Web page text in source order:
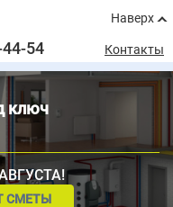
Наверх
54 Контакты
ключ
СМЕТЫ